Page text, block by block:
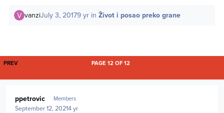
vanziJuly 3, 20179 yr inŽivot i posao preko grane
FIRST PAGE
PREV PAGE 12 OF 12
ppetrovic Members
September 12, 20214 yr